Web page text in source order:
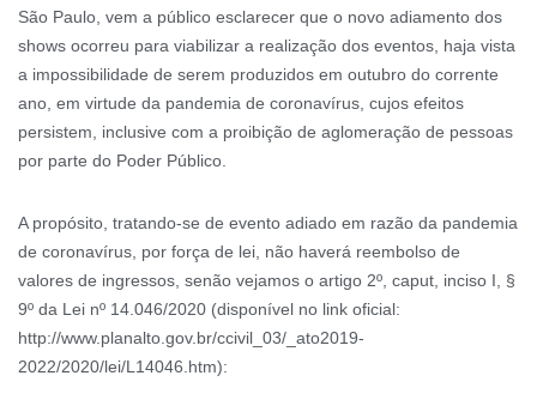
São Paulo, vem a público esclarecer que o novo adiamento dos
shows ocorreu para viabilizar a realização dos eventos, haja vista
a impossibilidade de serem produzidos em outubro do corrente
ano, em virtude da pandemia de coronavírus, cujos efeitos
persistem, inclusive com a proibição de aglomeração de pessoas
por parte do Poder Público.
A propósito, tratando-se de evento adiado em razão da pandemia
de coronavírus, por força de lei, não haverá reembolso de
valores de ingressos, senão vejamos o artigo 2º, caput, inciso I, §
9º da Lei nº 14.046/2020 (disponível no link oficial:
http://www.planalto.gov.br/ccivil_03/_ato2019-
2022/2020/lei/L14046.htm):